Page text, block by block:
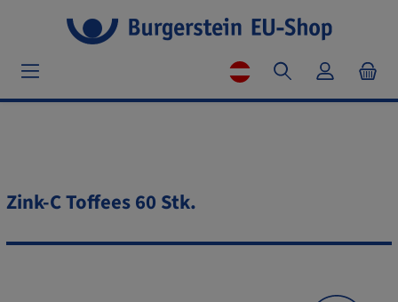
Zink-C Toffees 60 Stk.